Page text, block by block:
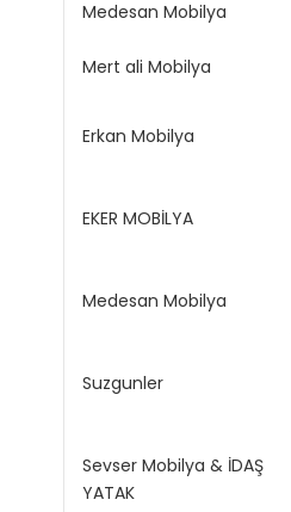
Medesan Mobilya
Mert ali Mobilya
Erkan Mobilya
EKER MOBİLYA
Medesan Mobilya
Suzgunler
Sevser Mobilya & İDAŞ
YATAK